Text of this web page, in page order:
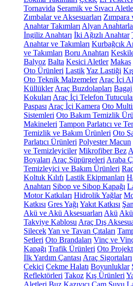
Tornavida Seramik ve Sıvacı
Zımbalar ve Aksesuarları Zımpara
Anahtar Takımları Alyan
İngiliz Anahtarı İki Ağızlı Anahtar
Anahtar ve Takımları Kurbağcık
ve Takımları Boru Anahtarı
Balyoz Balta Kesici Aletler Makas
Oto Ürünleri LastikYaz Lastiği
Oto Teknik Malzemeler Araç İçi
Küllükler Araç Buzdolapları
Kokuları Araç İçi Telefon
Paspası Araç İçi Kamera Oto
Sistemleri Oto Bakım Temizlik
Makineleri Tampon Parlatıcı ve
Temizlik ve Bakım Ürünleri Oto
Parlatıcı Ürünleri Polyester Macun
ve Temizleyiciler Mikrofiber Bez
Boyaları Araç Süpürgeleri Araba
Temizleyici ve Bakım Ürünleri
Koltuk Kılıfı Lastik Ekipmanları
Anahtarı Sibop ve Sibop Kapağı
Motor Katkıları Hidrolik Yağlar
Katkısı Gres Yağı Yakıt Katkısı
Akü ve Akü Aksesuarları Akü
Takviye Kablosu Araç Dış
SilecekYan ve Tavan Çıtaları
Setleri Oto Brandaları Vinç ve
Kapağı Trafik Ürünleri Oto
İlk Yardım Çantası Araç Sigortaları
Çekici Çekme Halatı Boyunluklar
Reflektörleri Takoz Kış Ürünleri
Aletleri Buz Kazıyıcı Cam Suyu